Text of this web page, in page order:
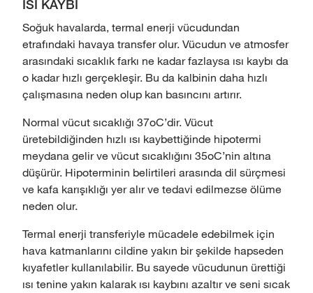
ISI KAYBI
Soğuk havalarda, termal enerji vücudundan
etrafındaki havaya transfer olur. Vücudun ve atmosfer
arasındaki sıcaklık farkı ne kadar fazlaysa ısı kaybı da
o kadar hızlı gerçekleşir. Bu da kalbinin daha hızlı
çalışmasına neden olup kan basıncını artırır.
Normal vücut sıcaklığı 37oC’dir. Vücut
üretebildiğinden hızlı ısı kaybettiğinde hipotermi
meydana gelir ve vücut sıcaklığını 35oC’nin altına
düşürür. Hipoterminin belirtileri arasında dil sürçmesi
ve kafa karışıklığı yer alır ve tedavi edilmezse ölüme
neden olur.
Termal enerji transferiyle mücadele edebilmek için
hava katmanlarını cildine yakın bir şekilde hapseden
kıyafetler kullanılabilir. Bu sayede vücudunun ürettiği
ısı tenine yakın kalarak ısı kaybını azaltır ve seni sıcak